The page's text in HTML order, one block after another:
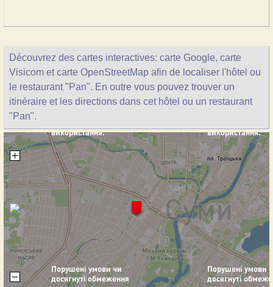
Découvrez des cartes interactives: carte Google, carte
Visicom et carte OpenStreetMap afin de localiser l'hôtel ou
le restaurant "Pan". En outre vous pouvez trouver un
itinéraire et les directions dans cet hôtel ou un restaurant
"Pan".